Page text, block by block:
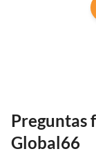
Preguntas
Global66